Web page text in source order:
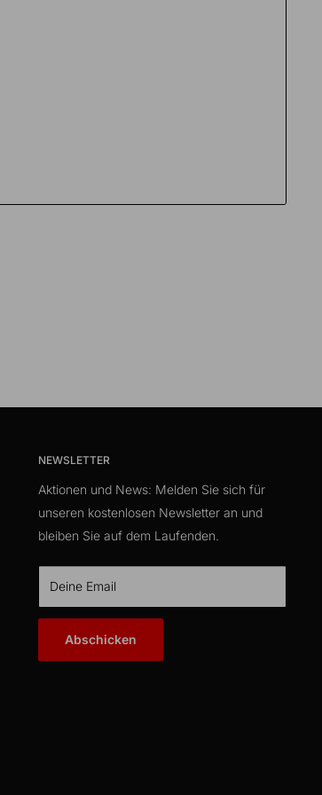
NEWSLETTER
Aktionen und News: Melden Sie sich für
unseren kostenlosen Newsletter an und
bleiben Sie auf dem Laufenden.
Deine Email
Abschicken